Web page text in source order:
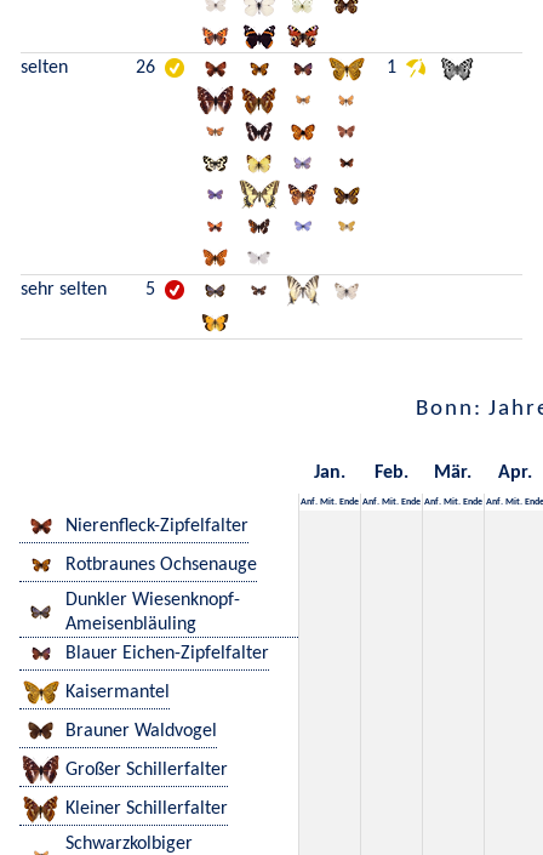
selten 26 1
sehr selten 5
Bonn:
Jan. Feb. Mär. Apr.
Anf. Mit. Ende Anf. Mit. Ende Anf. Mit. Ende Anf. Mit. Ende
Nierenfleck-Zipfelfalter
Rotbraunes Ochsenauge
Dunkler Wiesenknopf-
Ameisenbläuling
Blauer Eichen-Zipfelfalter
Kaisermantel
Brauner Waldvogel
Großer Schillerfalter
Kleiner Schillerfalter
Schwarzkolbiger